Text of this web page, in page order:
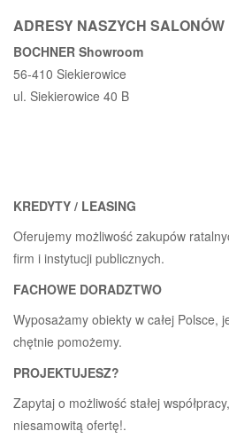
ADRESY NASZYCH SALONÓW
BOCHNER Showroom
56-410 Siekierowice
ul. Siekierowice 40 B
KREDYTY / LEASING
Oferujemy możliwość zakupów
firm i instytucji publicznych.
FACHOWE DORADZTWO
Wyposażamy obiekty w całej Polsce,
chętnie pomożemy.
PROJEKTUJESZ?
Zapytaj o możliwość stałej
niesamowitą ofertę!.